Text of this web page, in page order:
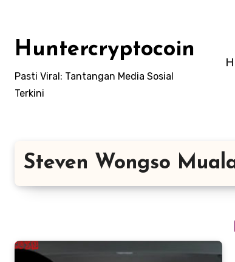
contentHuntercryptocoin
Pasti Viral: Tantangan Media Sosial
Terkini
Steven Wongso